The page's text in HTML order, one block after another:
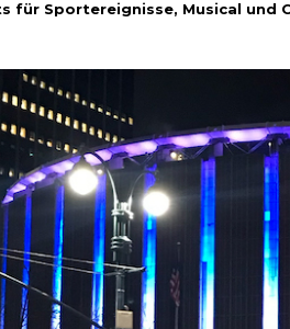
für Sportereignisse, Musical und